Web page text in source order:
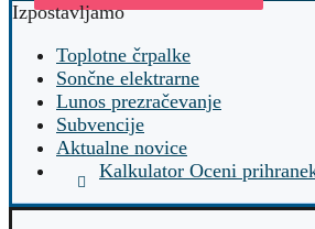
Izpostavljamo
Toplotne črpalke
Sončne elektrarne
Lunos prezračevanje
Subvencije
Aktualne novice
Kalkulator Oceni